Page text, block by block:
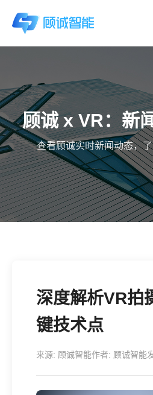
顾诚 x VR：新
查看顾诚实时新闻动态，
深度解析VR拍
键技术点
来源: 顾诚智能作者: 顾诚智能